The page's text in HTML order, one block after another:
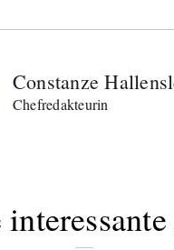
Constanze
Chefredakteurin